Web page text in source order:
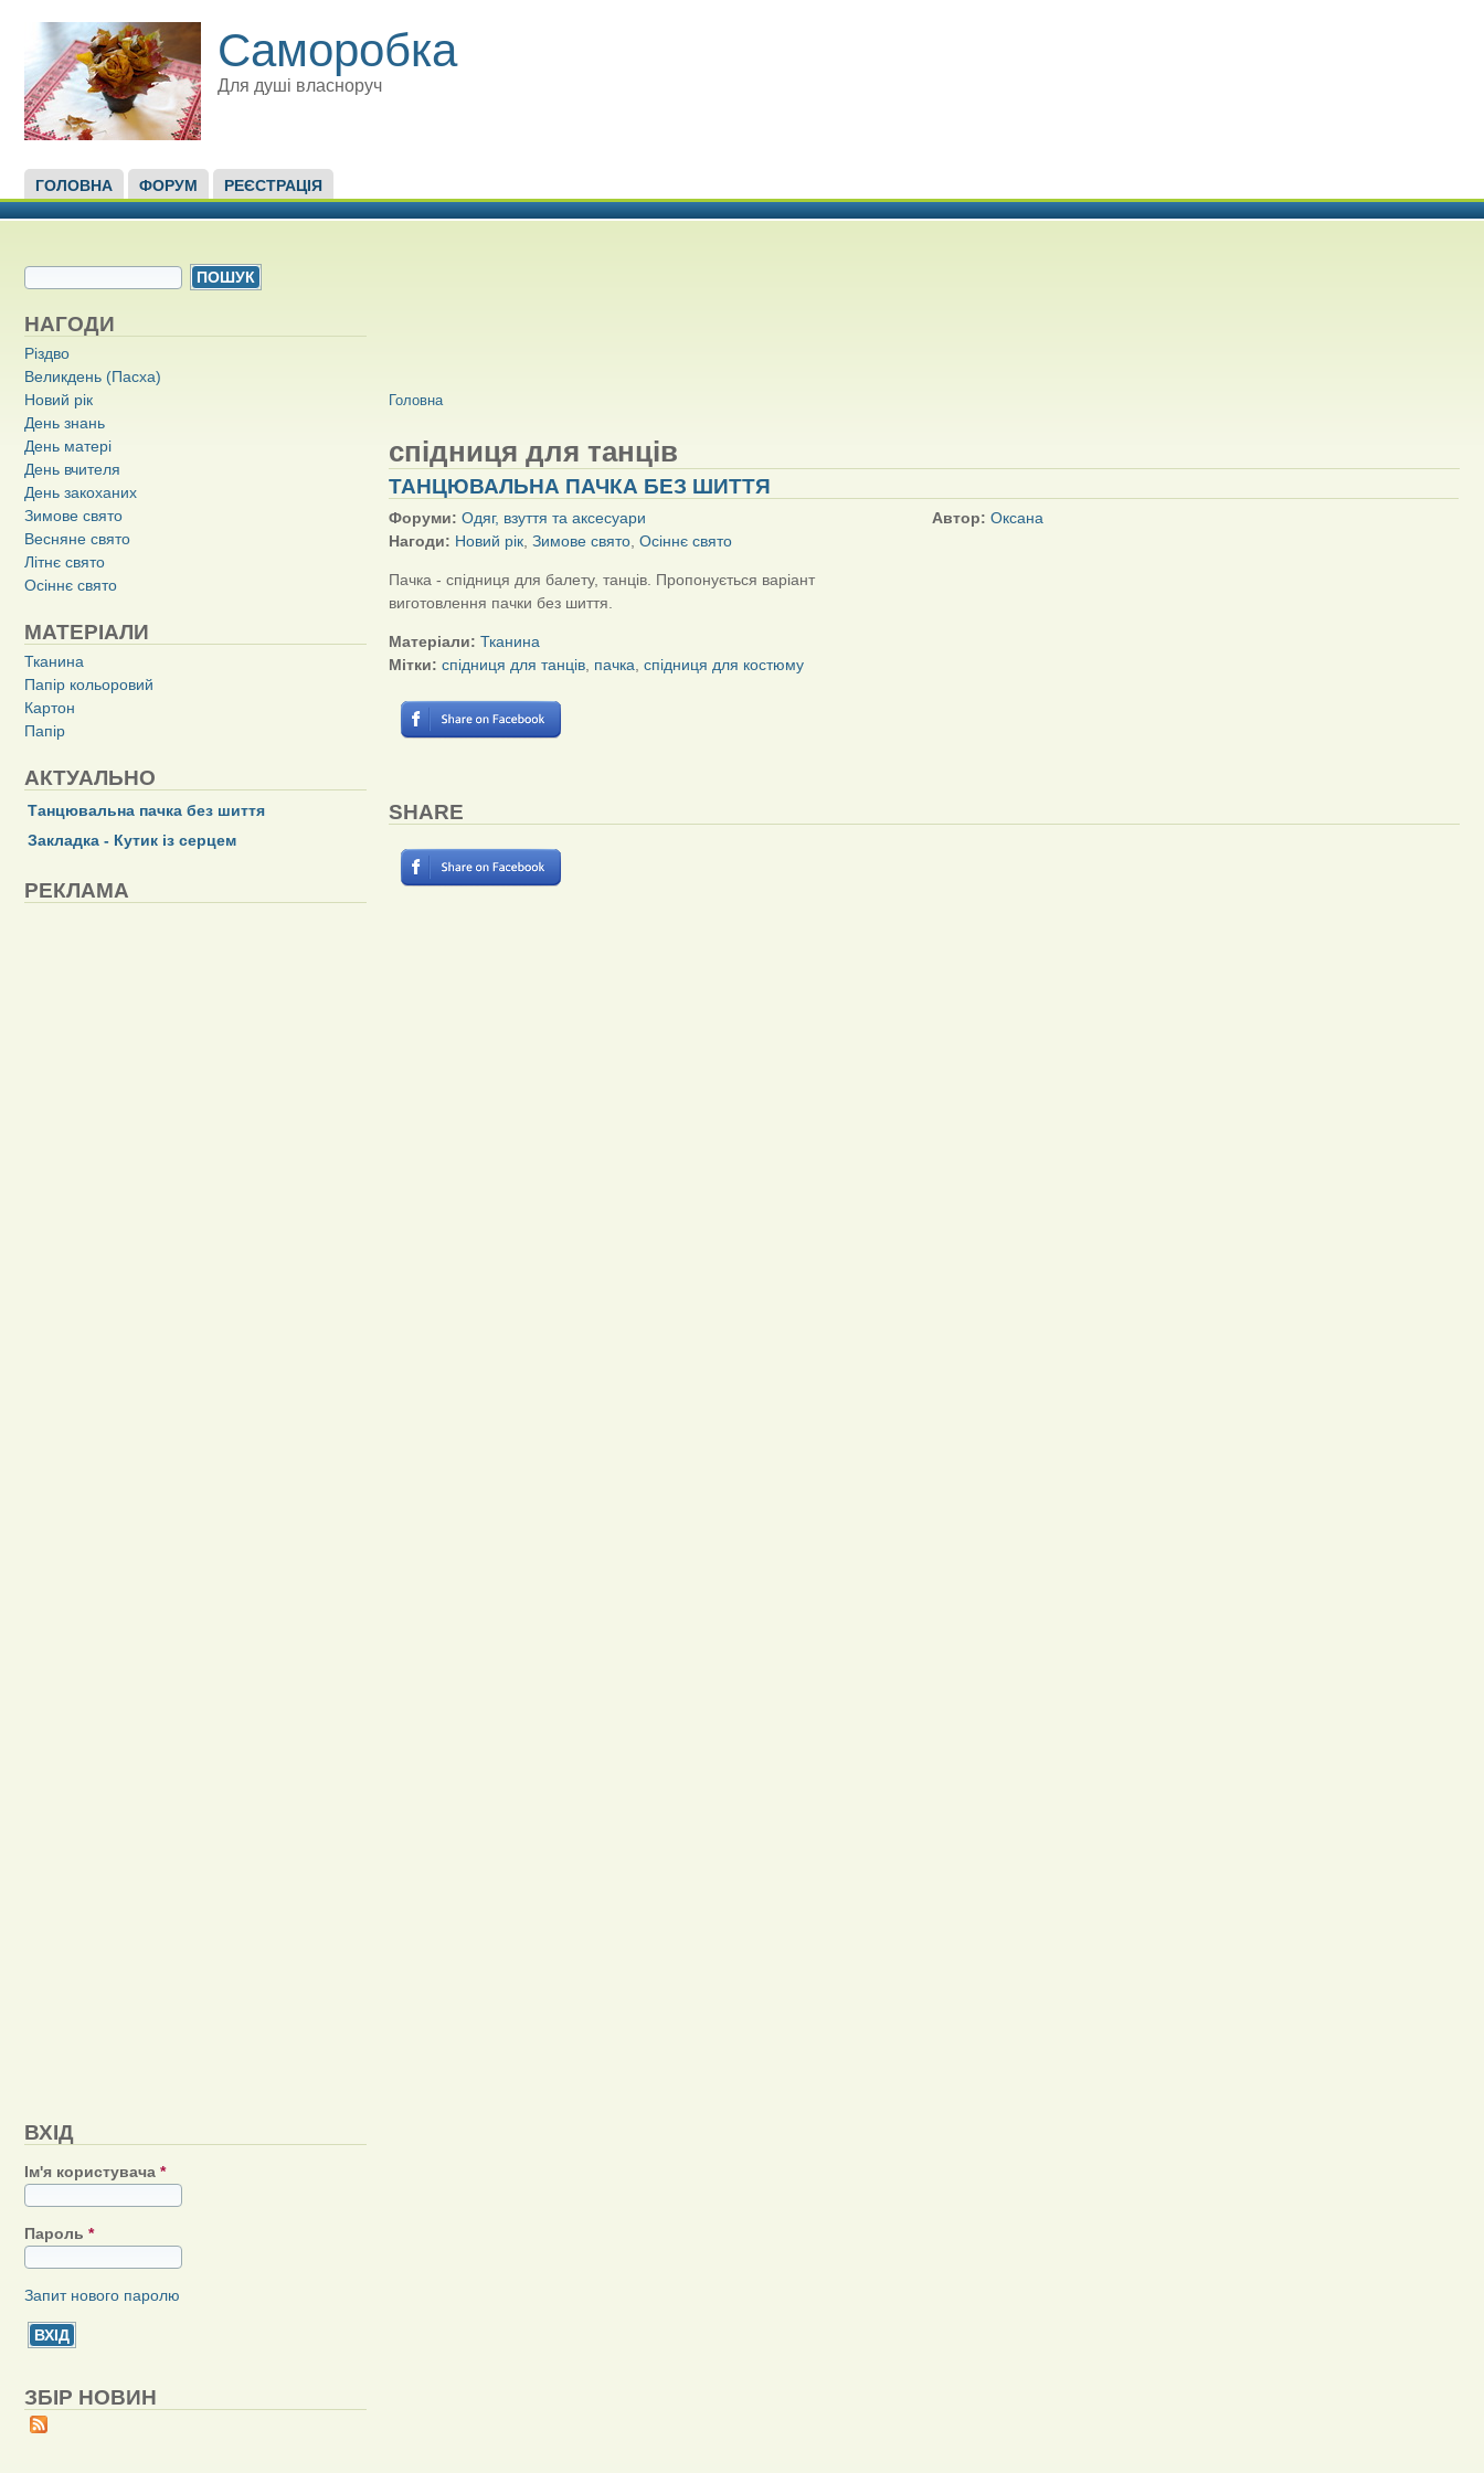
Саморобка
Для душі власноруч
ГОЛОВНЕ МЕНЮ
ГОЛОВНА ФОРУМ РЕЄСТРАЦІЯ
ПОШУКОВА ФОРМА
НАГОДИ
Різдво
Великдень (Пасха)
Новий рік
День знань
День матері
День вчителя
День закоханих
Зимове свято
Весняне свято
Літнє свято
Осіннє свято
МАТЕРІАЛИ
Тканина
Папір кольоровий
Картон
Папір
АКТУАЛЬНО
Танцювальна пачка без шиття
Закладка - Кутик із серцем
РЕКЛАМА
ВХІД
Ім'я користувача *
Пароль *
Запит нового паролю
ЗБІР НОВИН
ВИ Є ТУТ
Головна
спідниця для танців
ТАНЦЮВАЛЬНА ПАЧКА БЕЗ ШИТТЯ
Форуми: Одяг, взуття та аксесуари
Нагоди: Новий рік Зимове свято Осіннє свято
Пачка - спідниця для балету, танців. Пропонується варіант
виготовлення пачки без шиття.
Матеріали: Тканина
Мітки: спідниця для танців пачка спідниця для костюму
Автор: Оксана
SHARE